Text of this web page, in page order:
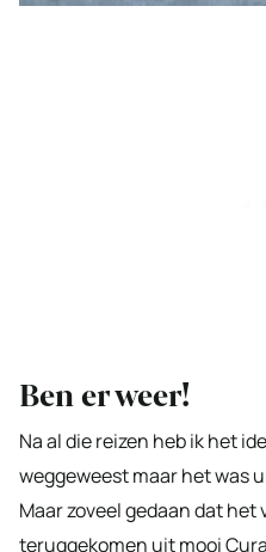
Ben er weer!
Na al die reizen heb ik het
weggeweest maar het was
Maar zoveel gedaan dat
teruggekomen uit mooi